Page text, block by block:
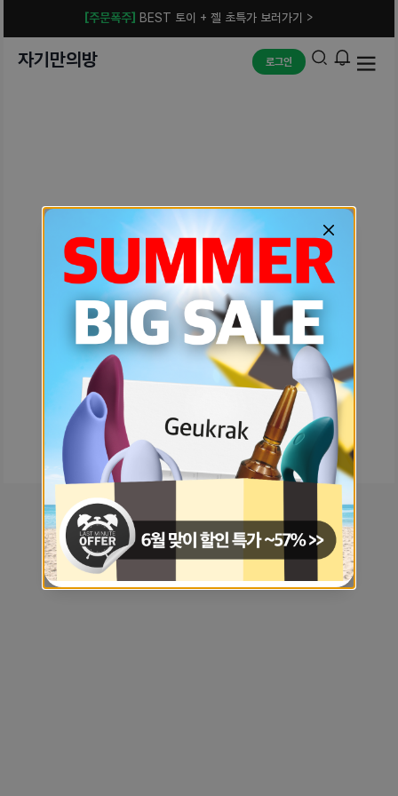
[주문폭주] BEST 토이 + 젤 초특가 보러가기 >
자기만의방 로그인
예상치 못한 에러입니다.